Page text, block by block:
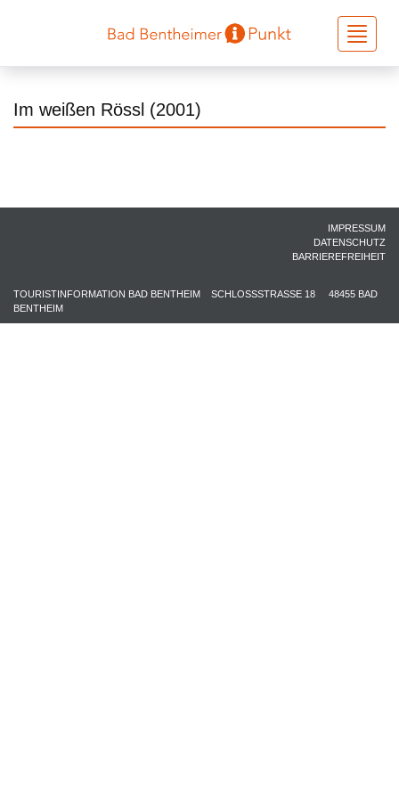
Toggle
Im weißen Rössl (2001)
IMPRESSUM
DATENSCHUTZ
BARRIEREFREIHEIT
TOURISTINFORMATION BAD BENTHEIM SCHLOSSSTRASSE 18 48455 BAD
BENTHEIM